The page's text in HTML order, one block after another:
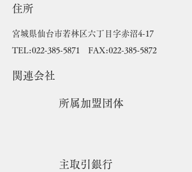
住所
宮城県仙台市若林区六丁目字赤沼4-17
TEL:022-385-5871 FAX:022-385-5872
関連会社
​所属加盟団体
主取引銀行